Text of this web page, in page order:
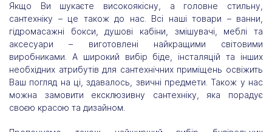
Якщо Ви шукаєте високоякісну, а головне стильну,
сантехніку – це також до нас. Всі наші товари – ванни,
гідромасажні бокси, душові кабіни, змішувачі, меблі та
аксесуари – виготовлені найкращими світовими
виробниками. А широкий вибір біде, інсталяцій та інших
необхідних атрибутів для сантехнічних приміщень освіжить
Ваш погляд на ці, здавалось, звичні предмети. Також у нас
можна замовити ексклюзивну сантехніку, яка порадує
своєю красою та дизайном.